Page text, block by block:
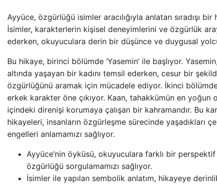
Ayyüce, özgürlüğü isimler aracılığıyla anlatan sıradışı
İsimler, karakterlerin kişisel deneyimlerini ve özgürlük
ederken, okuyuculara derin bir düşünce ve duygusal
Bu hikaye, birinci bölümde ‘Yasemin’ ile başlıyor.
altında yaşayan bir kadını temsil ederken, cesur bir
özgürlüğünü aramak için mücadele ediyor. İkinci bölümde
erkek karakter öne çıkıyor. Kaan, tahakkümün en yoğun
içindeki direnişi korumaya çalışan bir kahramandır. Bu
hikayeleri, insanların özgürleşme sürecinde yaşadıkları
engelleri anlamamızı sağlıyor.
Ayyüce’nin öyküsü, okuyuculara farklı bir
özgürlüğü sorgulamamızı sağlıyor.
İsimler ile yapılan sembolik anlatım, hikayeye